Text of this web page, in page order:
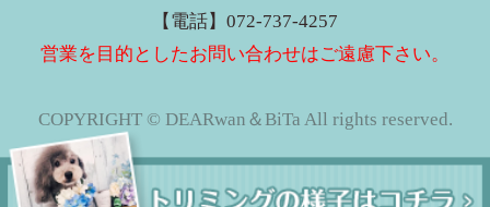
【電話】072-737-4257
営業を目的としたお問い合わせはご遠慮下さい。
COPYRIGHT © DEARwan＆BiTa All rights reserved.